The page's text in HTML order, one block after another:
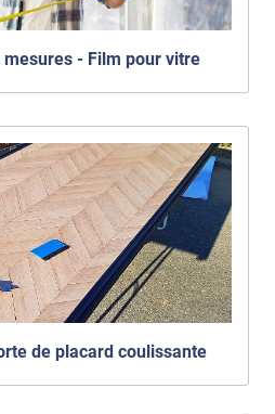
- Film pour vitre
de placard coulissante